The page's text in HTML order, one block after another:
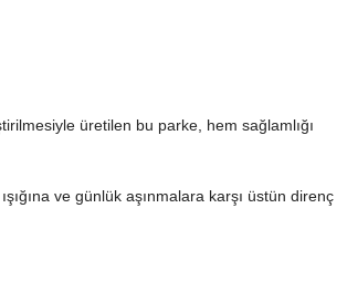
üretilen bu parke, hem sağlamlığı
ve günlük aşınmalara karşı üstün direnç